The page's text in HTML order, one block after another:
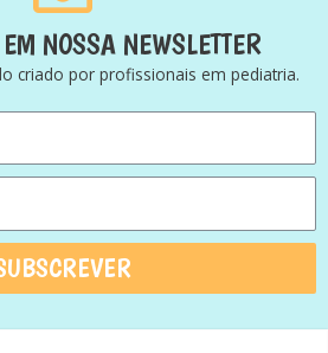
NOSSA NEWSLETTER
criado por profissionais em pediatria.